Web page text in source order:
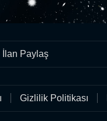
İlan Paylaş
Gizlilik Politikası